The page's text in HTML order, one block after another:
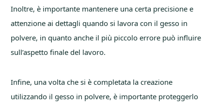
Inoltre, è importante mantenere una certa precisione e
attenzione ai dettagli quando si lavora con il gesso in
polvere, in quanto anche il più piccolo errore può influire
sull’aspetto finale del lavoro.
Infine, una volta che si è completata la creazione
utilizzando il gesso in polvere, è importante proteggerlo